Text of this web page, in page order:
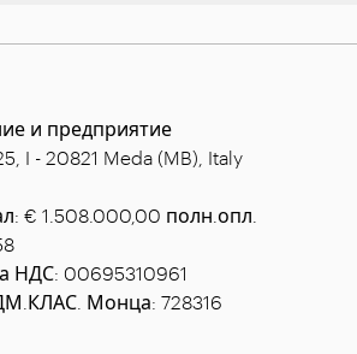
и предприятие
I - 20821 Meda (MB), Italy
€ 1.508.000,00 полн.опл.
НДС: 00695310961
Монца: 728316